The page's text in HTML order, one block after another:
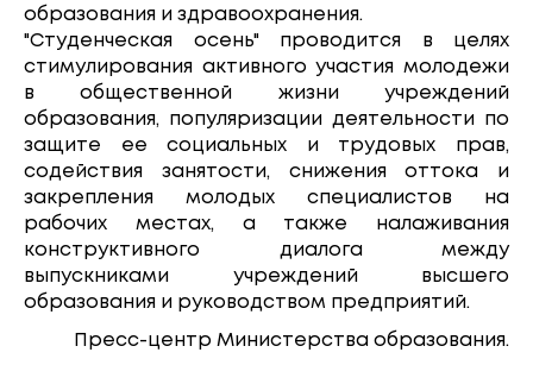
образования и здравоохранения.
"Студенческая осень" проводится в целях
стимулирования активного участия молодежи
в общественной жизни учреждений
образования, популяризации деятельности по
защите ее социальных и трудовых прав,
содействия занятости, снижения оттока и
закрепления молодых специалистов на
рабочих местах, а также налаживания
конструктивного диалога между
выпускниками учреждений высшего
образования и руководством предприятий.
Пресс-центр Министерства образования.